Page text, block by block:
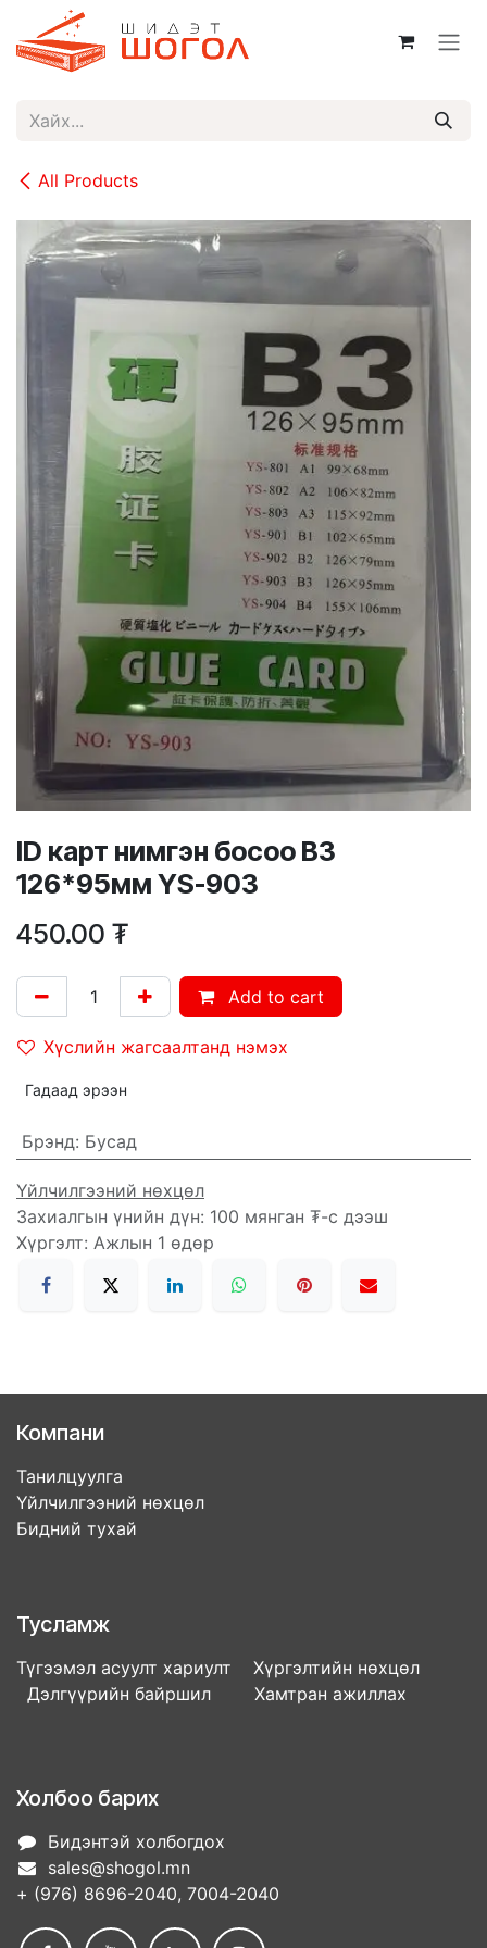
Skip to Content
All Products
ID карт нимгэн босоо B3
126*95мм YS-903
450.00 ₮
Add to cart
Хүслийн жагсаалтанд нэмэх
Гадаад эрээн
Брэнд: Бусад
Үйлчилгээний нөхцөл
Захиалгын үнийн дүн: 100 мянган ₮-с дээш
Хүргэлт: Ажлын 1 өдөр
Компани
Танилцуулга
Үйлчилгээний нөхцөл
Бидний тухай
Тусламж
Түгээмэл асуулт хариулт Хүргэлтийн нөхцөл
Дэлгүүрийн байршил Хамтран ажиллах
Холбоо барих
Бидэнтэй холбогдох
sales@shogol.mn
+ (976) 8696-2040, 7004-2040